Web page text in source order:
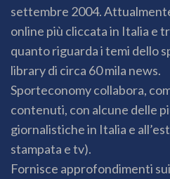
settembre 2004.
online più cliccata in Italia e
quanto riguarda i temi dello
library di circa 60 mila news.
Sporteconomy collabora,
contenuti, con alcune delle
giornalistiche in Italia e
stampata e tv).
Fornisce approfondimenti